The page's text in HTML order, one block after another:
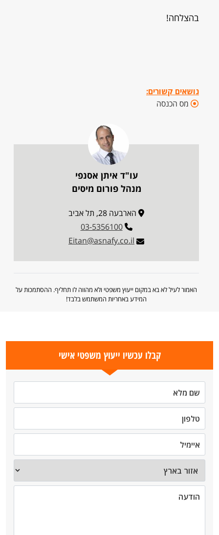
בהצלחה!
נושאים קשורים:
מס הכנסה
עו"ד איתן אסנפי
מנהל פורום מיסים
הארבעה 28, תל אביב
03-5356100
Eitan@asnafy.co.il
האמור לעיל לא בא במקום ייעוץ משפטי ולא מהווה לו תחליף. ההסתמכות על
המידע באחריות המשתמש בלבד!
קבלו עכשיו ייעוץ משפטי אישי